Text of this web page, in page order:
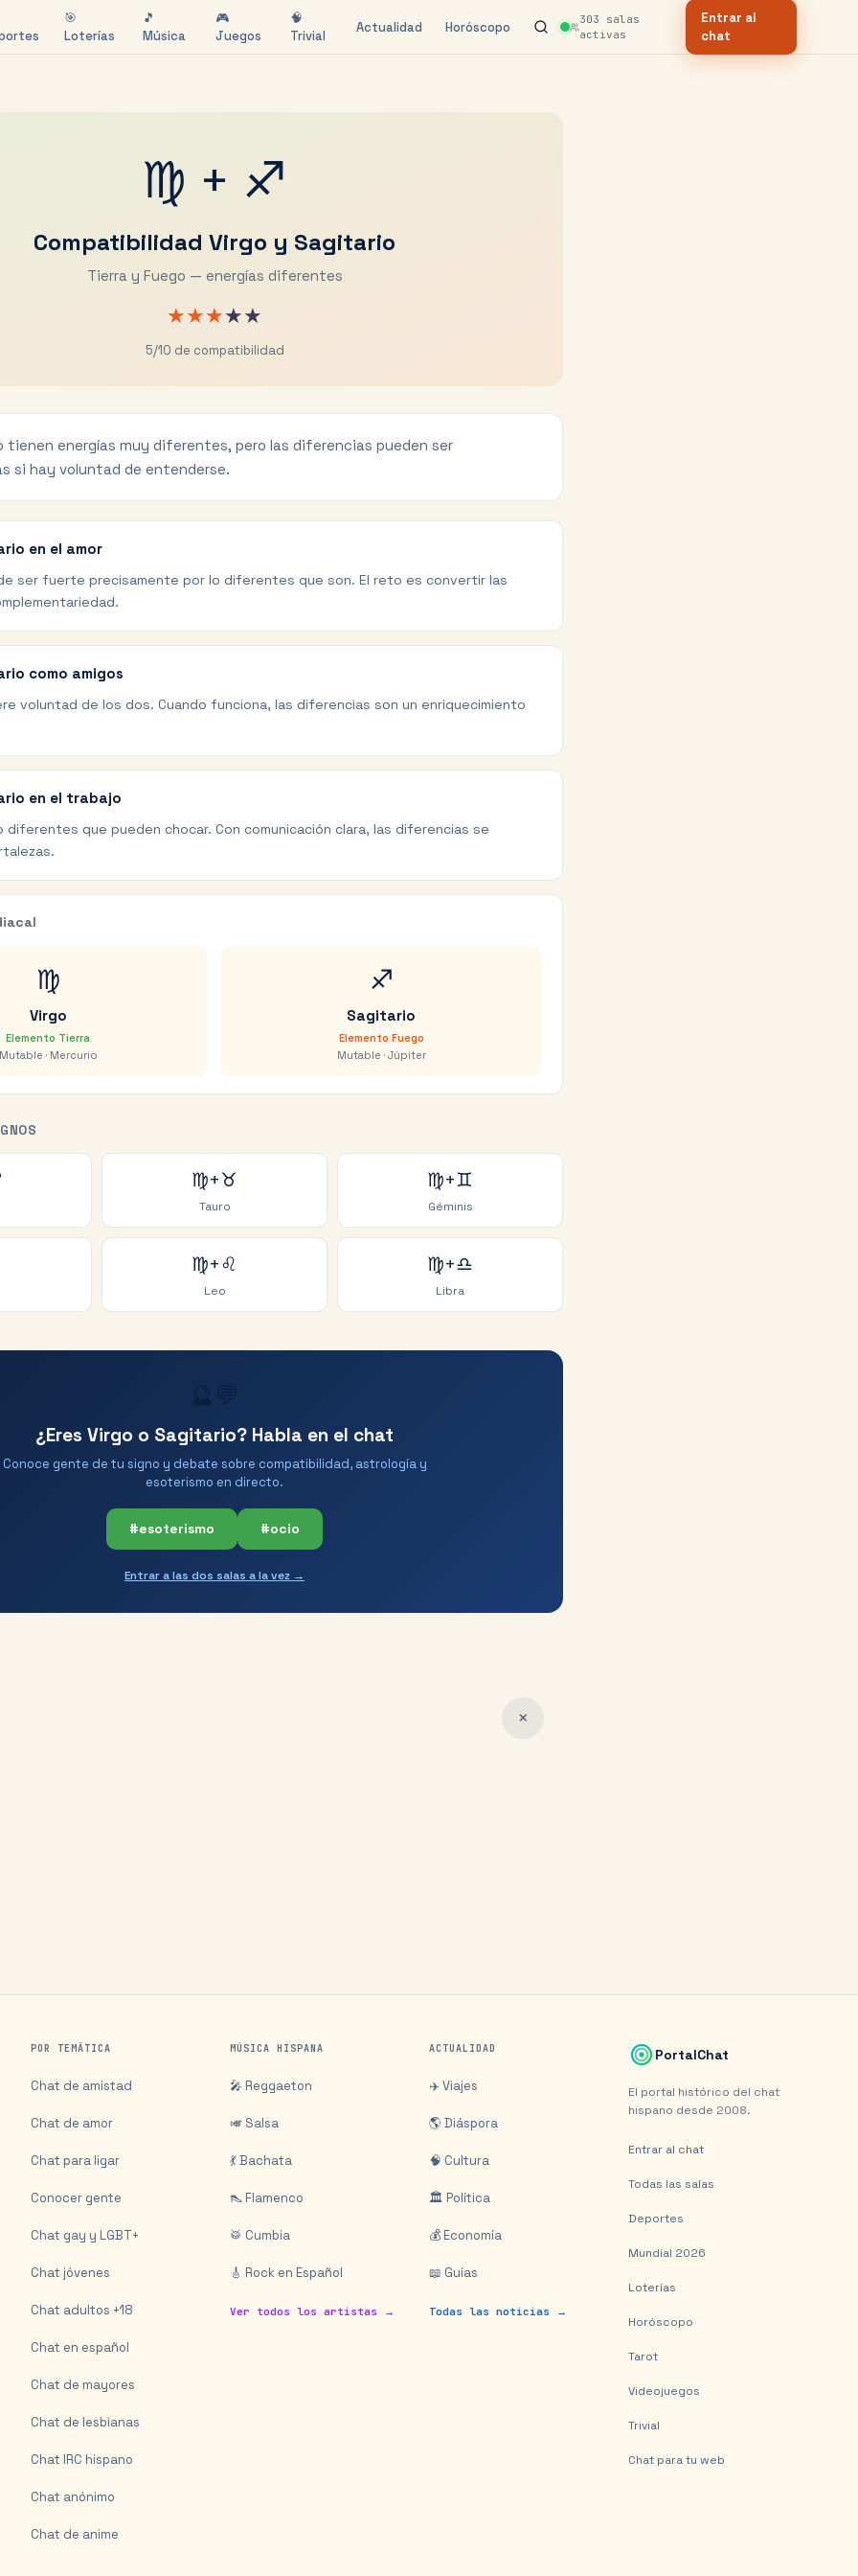
🎯
Loterías
🎵
Música
🎮
Juegos
🧠
Trivial
Actualidad Horóscopo 303 salas
activas
Entrar al
chat
♍ + ♐
Compatibilidad Virgo y Sagitario
Tierra y Fuego — energías diferentes
★★★★★
5/10 de compatibilidad
tienen energías muy diferentes, pero las diferencias pueden ser
si hay voluntad de entenderse.
en el amor
ser fuerte precisamente por lo diferentes que son. El reto es convertir las
como amigos
voluntad de los dos. Cuando funciona, las diferencias son un enriquecimiento
en el trabajo
que pueden chocar. Con comunicación clara, las diferencias se
♍
Virgo
Elemento Tierra
Mutable · Mercurio
♐
Sagitario
Elemento Fuego
Mutable · Júpiter
♍+♉
Tauro
♍+♊
Géminis
♍+♌
Leo
♍+♎
Libra
🔮💬
¿Eres Virgo o Sagitario? Habla en el chat
Conoce gente de tu signo y debate sobre compatibilidad, astrología y
esoterismo en directo.
#esoterismo #ocio
Entrar a las dos salas a la vez →
✕
POR TEMÁTICA
Chat de amistad
Chat de amor
Chat para ligar
Conocer gente
Chat gay y LGBT+
Chat jóvenes
Chat adultos +18
Chat en español
Chat de mayores
Chat de lesbianas
Chat IRC hispano
Chat anónimo
Chat de anime
MÚSICA HISPANA
🎤 Reggaeton
🎺 Salsa
💃 Bachata
👠 Flamenco
🥁 Cumbia
🎸 Rock en Español
Ver todos los artistas →
ACTUALIDAD
✈️ Viajes
🌎 Diáspora
🧠 Cultura
🏛️ Política
💰 Economía
📖 Guías
Todas las noticias →
PortalChat
El portal histórico del chat
hispano desde 2008.
Entrar al chat
Todas las salas
Deportes
Mundial 2026
Loterías
Horóscopo
Tarot
Videojuegos
Trivial
Chat para tu web